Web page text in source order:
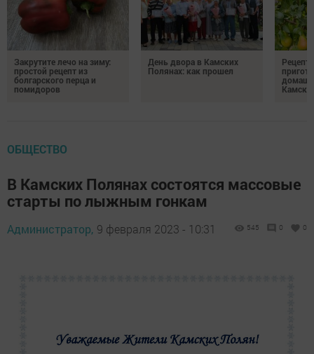
Закрутите лечо на зиму:
простой рецепт из
болгарского перца и
помидоров
День двора в Камских
Полянах: как прошел
ОБЩЕСТВО
В Камских Полянах состоятся массовые
старты по лыжным гонкам
Администратор, 9 февраля 2023 - 10:31 545 0 0